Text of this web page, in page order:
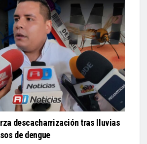
descacharrización tras lluvias
de dengue